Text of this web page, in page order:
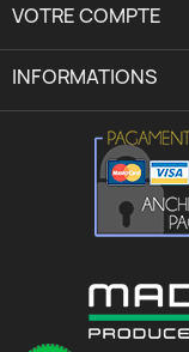
VOTRE COMPTE
INFORMATIONS